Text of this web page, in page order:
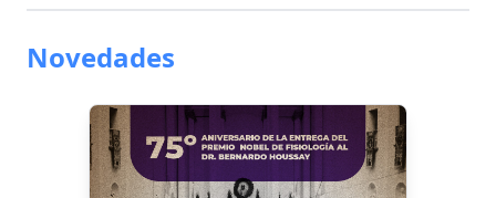
Novedades